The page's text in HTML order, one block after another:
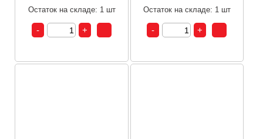
Остаток на складе: 1 шт Остаток на складе: 1 шт